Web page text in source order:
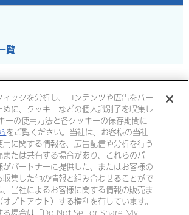
覧
大塚電子公式 SNS
大塚ホールディングス
大塚製薬工場
大鵬薬品工業
ィックを分析し、コンテンツや広告をパー
めに、クッキーなどの個人識別子を収集し
ーの使用方法と各クッキーの保存期間に
をご覧ください。当社は、お客様の当社
用に関する情報を、広告配信や分析を行う
または共有する場合があり、これらのパー
がパートナーに提供した、またはお客様の
集した他の情報と組み合わせることがで
、当社によるお客様に関する情報の販売ま
プトアウト）する権利を有しています。